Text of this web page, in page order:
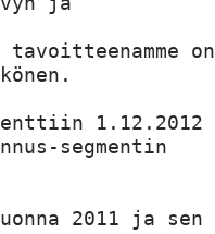
on
1.12.2012
segmentin
2011 ja sen